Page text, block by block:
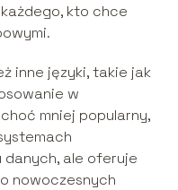
kto chce
inne języki, takie jak
w
mniej popularny,
ale oferuje
nowoczesnych